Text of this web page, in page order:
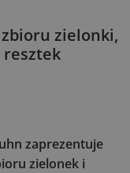
zielonki,
zaprezentuje
zielonek i